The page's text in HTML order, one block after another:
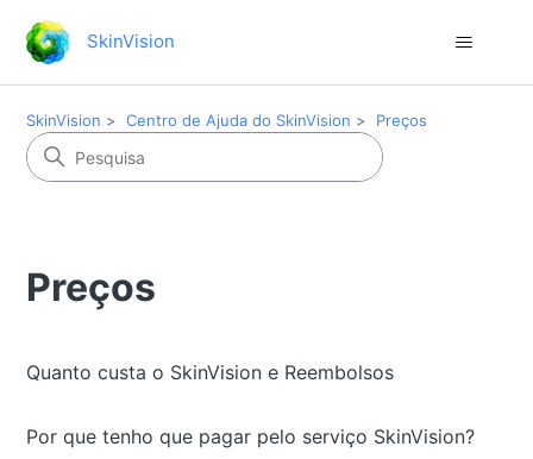
SkinVision
SkinVision Centro de Ajuda do SkinVision Preços
Preços
Quanto custa o SkinVision e Reembolsos
Por que tenho que pagar pelo serviço SkinVision?